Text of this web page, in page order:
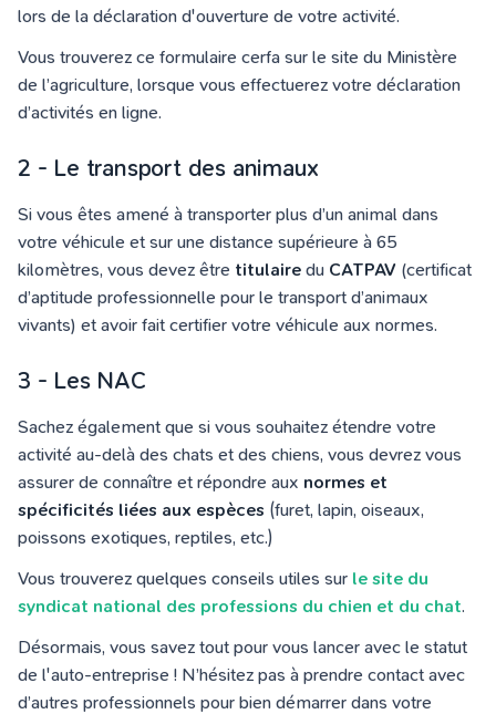
lors de la déclaration d'ouverture de votre activité.
Vous trouverez ce formulaire cerfa sur le site du Ministère
de l’agriculture, lorsque vous effectuerez votre déclaration
d’activités en ligne.
2 - Le transport des animaux
Si vous êtes amené à transporter plus d’un animal dans
votre véhicule et sur une distance supérieure à 65
kilomètres, vous devez être titulaire du CATPAV (certificat
d’aptitude professionnelle pour le transport d’animaux
vivants) et avoir fait certifier votre véhicule aux normes.
3 - Les NAC
Sachez également que si vous souhaitez étendre votre
activité au-delà des chats et des chiens, vous devrez vous
assurer de connaître et répondre aux normes et
spécificités liées aux espèces (furet, lapin, oiseaux,
poissons exotiques, reptiles, etc.)
Vous trouverez quelques conseils utiles sur le site du
syndicat national des professions du chien et du chat.
Désormais, vous savez tout pour vous lancer avec le statut
de l'auto-entreprise ! N’hésitez pas à prendre contact avec
d’autres professionnels pour bien démarrer dans votre